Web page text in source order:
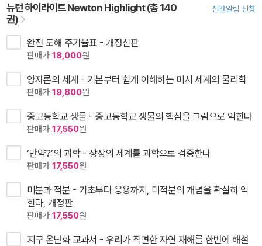
뉴턴 하이라이트 Newton Highlight (총 140
권)
신간알림 신청
완전 도해 주기율표 - 개정신판
판매가 18,000원
양자론의 세계 - 기본부터 쉽게 이해하는 미시 세계의 물리학
판매가 19,800원
중고등학교 생물 - 중고등학교 생물의 핵심을 그림으로 익힌다
판매가 17,550원
‘만약?’의 과학 - 상상의 세계를 과학으로 검증한다
판매가 17,550원
미분과 적분 - 기초부터 응용까지, 미적분의 개념을 확실히 익
힌다, 개정판
판매가 17,550원
지구 온난화 교과서 - 우리가 직면한 자연 재해를 한번에 해설